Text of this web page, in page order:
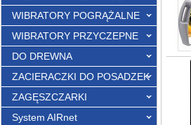
WIBRATORY POGRĄŻALNE
WIBRATORY PRZYCZEPNE
DO DREWNA
ZACIERACZKI DO POSADZEK
ZAGĘSZCZARKI
System AIRnet